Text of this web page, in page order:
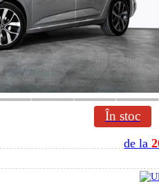
În stoc
de la